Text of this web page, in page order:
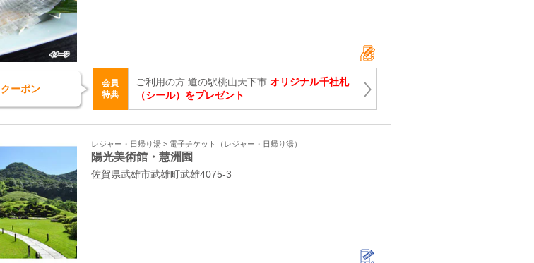
クーポン
会員
特典
ご利用の方 道の駅桃山天下市 オリジナル千社札
（シール）をプレゼント
レジャー・日帰り湯 > 電子チケット（レジャー・日帰り湯）
陽光美術館・慧洲園
佐賀県武雄市武雄町武雄4075-3